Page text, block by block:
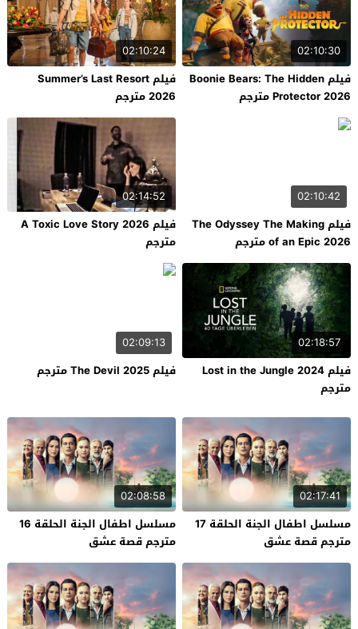
02:10:30
فيلم Boonie Bears: The Hidden
Protector 2026 مترجم
02:10:24
فيلم Summer’s Last Resort
2026 مترجم
02:10:42
فيلم The Odyssey The Making
of an Epic 2026 مترجم
02:14:52
فيلم A Toxic Love Story 2026
مترجم
02:18:57
فيلم Lost in the Jungle 2024
مترجم
02:09:13
فيلم The Devil 2025 مترجم
02:17:41
مسلسل اطفال الجنة الحلقة 17
مترجم قصة عشق
02:08:58
مسلسل اطفال الجنة الحلقة 16
مترجم قصة عشق